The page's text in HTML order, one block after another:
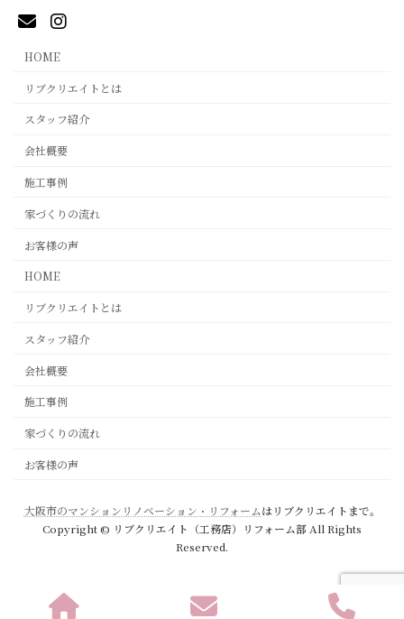
HOME
リブクリエイトとは
スタッフ紹介
会社概要
施工事例
家づくりの流れ
お客様の声
HOME
リブクリエイトとは
スタッフ紹介
会社概要
施工事例
家づくりの流れ
お客様の声
大阪市のマンションリノベーション・リフォームはリブクリエイトまで。
Copyright © リブクリエイト（工務店）リフォーム部 All Rights
Reserved.